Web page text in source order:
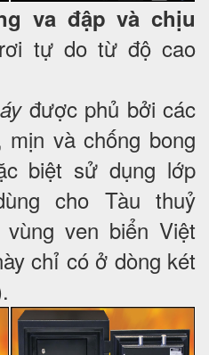
va đập và chịu
tự do từ độ cao
được phủ bởi các
và chống bong
biệt sử dụng lớp
cho Tàu thuỷ
ven biển Việt
chỉ có ở dòng két